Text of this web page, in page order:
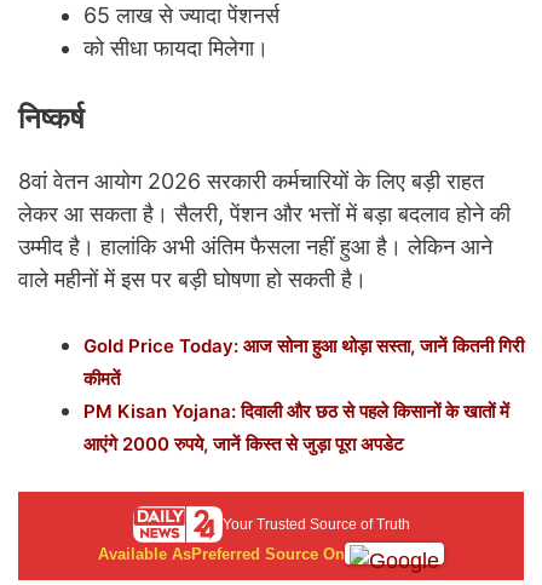
65 लाख से ज्यादा पेंशनर्स
को सीधा फायदा मिलेगा।
निष्कर्ष
8वां वेतन आयोग 2026 सरकारी कर्मचारियों के लिए बड़ी राहत
लेकर आ सकता है। सैलरी, पेंशन और भत्तों में बड़ा बदलाव होने की
उम्मीद है। हालांकि अभी अंतिम फैसला नहीं हुआ है। लेकिन आने
वाले महीनों में इस पर बड़ी घोषणा हो सकती है।
Gold Price Today: आज सोना हुआ थोड़ा सस्ता, जानें कितनी गिरी
कीमतें
PM Kisan Yojana: दिवाली और छठ से पहले किसानों के खातों में
आएंगे 2000 रुपये, जानें किस्त से जुड़ा पूरा अपडेट
Your Trusted Source of Truth
Available AsPreferred Source On